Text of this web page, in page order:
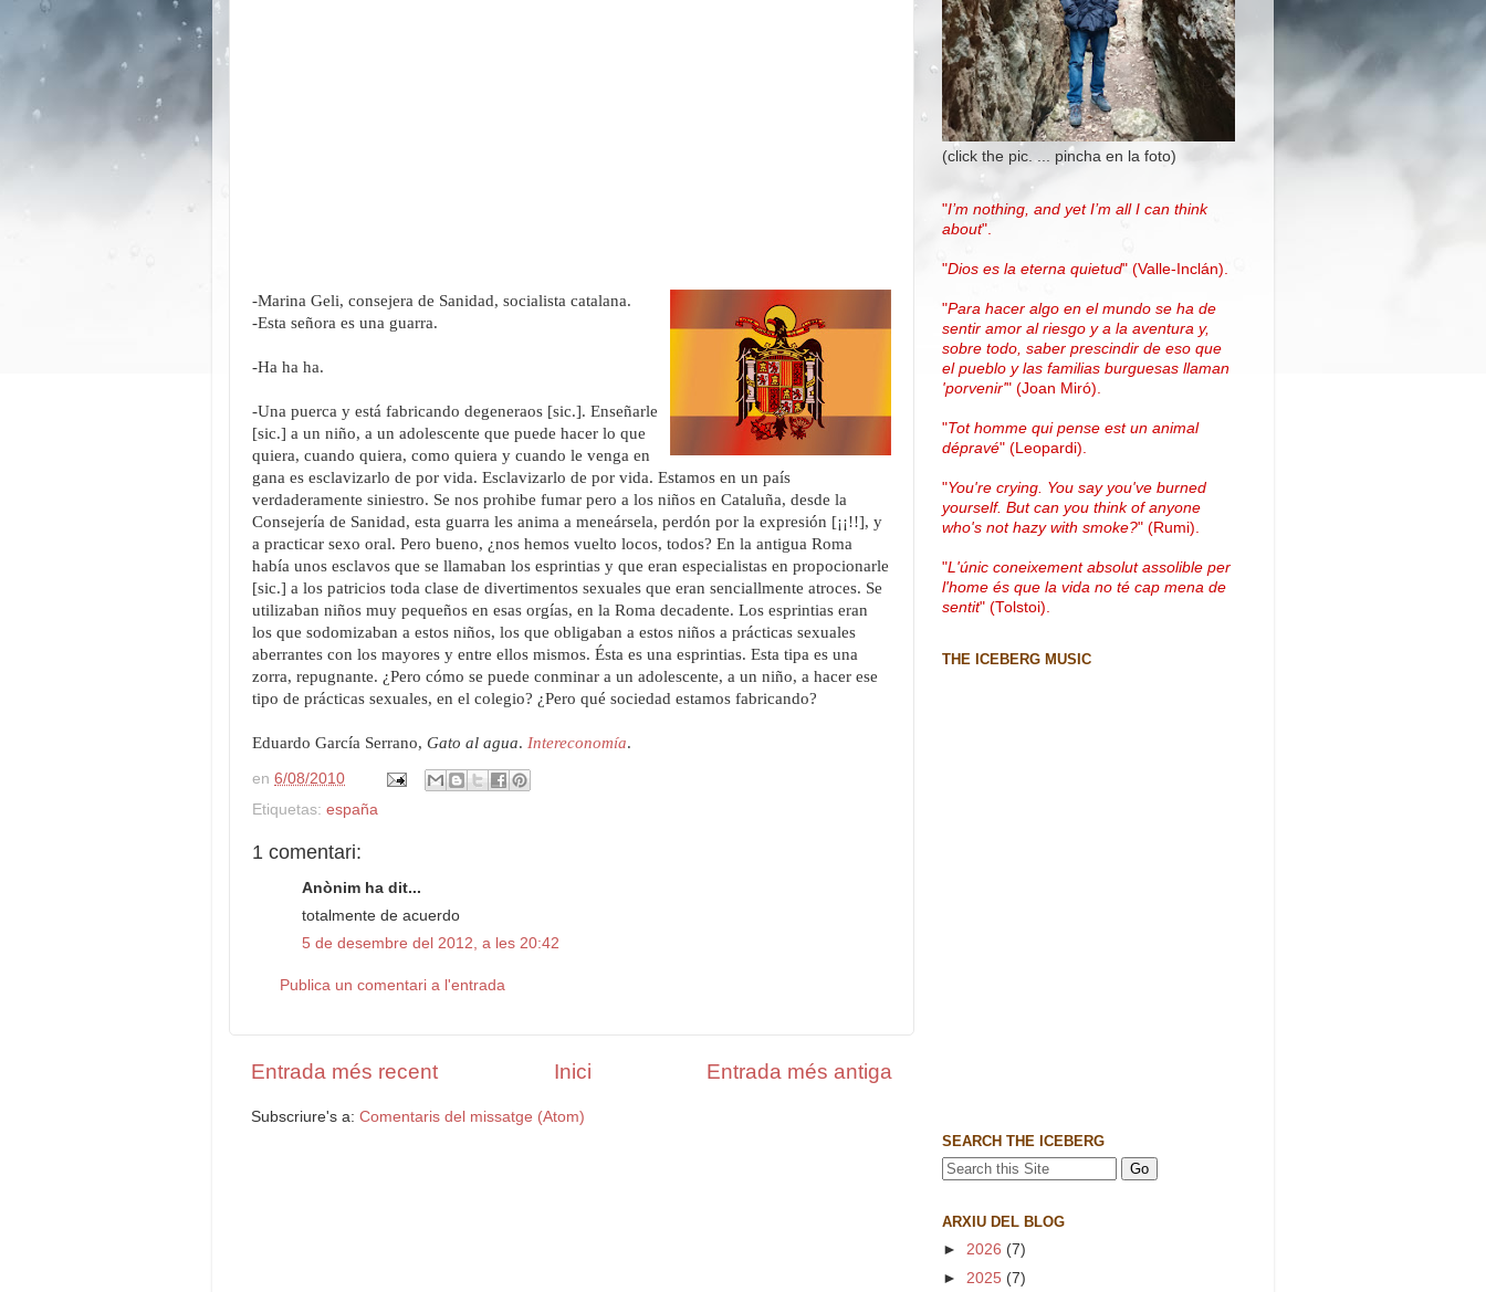
-Marina Geli, consejera de Sanidad, socialista catalana.
-Esta señora es una guarra.
-Ha ha ha.
-Una puerca y está fabricando degeneraos [sic.]. Enseñarle
[sic.] a un niño, a un adolescente que puede hacer lo que
quiera, cuando quiera, como quiera y cuando le venga en
gana es esclavizarlo de por vida. Esclavizarlo de por vida. Estamos en un país
verdaderamente siniestro. Se nos prohibe fumar pero a los niños en Cataluña, desde la
Consejería de Sanidad, esta guarra les anima a meneársela, perdón por la expresión [¡¡!!], y
a practicar sexo oral. Pero bueno, ¿nos hemos vuelto locos, todos? En la antigua Roma
había unos esclavos que se llamaban los esprintias y que eran especialistas en propocionarle
[sic.] a los patricios toda clase de divertimentos sexuales que eran senciallmente atroces. Se
utilizaban niños muy pequeños en esas orgías, en la Roma decadente. Los esprintias eran
los que sodomizaban a estos niños, los que obligaban a estos niños a prácticas sexuales
aberrantes con los mayores y entre ellos mismos. Ésta es una esprintias. Esta tipa es una
zorra, repugnante. ¿Pero cómo se puede conminar a un adolescente, a un niño, a hacer ese
tipo de prácticas sexuales, en el colegio? ¿Pero qué sociedad estamos fabricando?
Eduardo García Serrano, Gato al agua. Intereconomía.
en 6/08/2010
Etiquetas: españa
1 comentari:
Anònim ha dit...
totalmente de acuerdo
5 de desembre del 2012, a les 20:42
Publica un comentari a l'entrada
Entrada més recent Entrada més antiga
Inici
Subscriure's a: Comentaris del missatge (Atom)
(click the pic. ... pincha en la foto)
"I’m nothing, and yet I’m all I can think
about".
"Dios es la eterna quietud" (Valle-Inclán)
"Para hacer algo en el mundo se ha de
sentir amor al riesgo y a la aventura y,
sobre todo, saber prescindir de eso que
el pueblo y las familias burguesas llaman
'porvenir'" (Joan Miró)
"Tot homme qui pense est un animal
dépravé" (Leopardi).
"You're crying. You say you've burned
yourself. But can you think of anyone
who's not hazy with smoke?" (Rumi).
"L'únic coneixement absolut assolible per
l'home és que la vida no té cap mena de
sentit" (Tolstoi).
THE ICEBERG MUSIC
SEARCH THE ICEBERG
ARXIU DEL BLOG
► 2026 (7)
► 2025 (7)